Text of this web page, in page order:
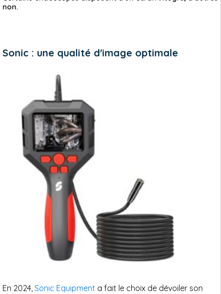
non.
Sonic : une qualité d'image optimale
En 2024, Sonic Equipment a fait le choix de dévoiler son